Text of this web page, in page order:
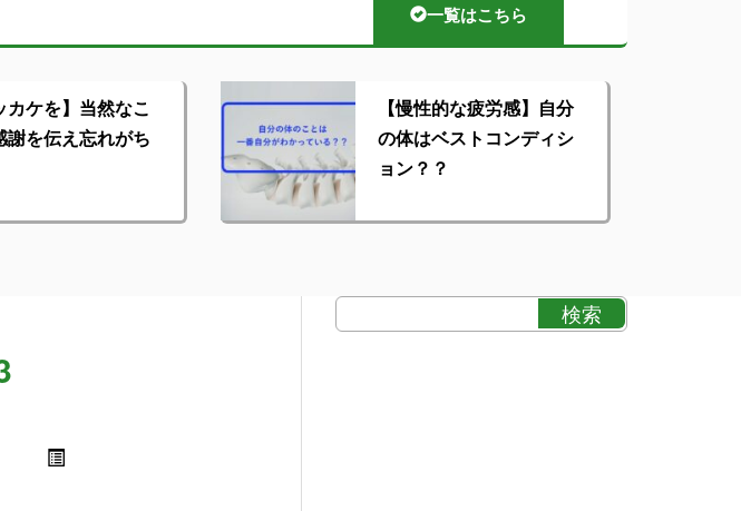
一覧はこちら
カケを】当然なこ
謝を伝え忘れがち
【慢性的な疲労感】自分
の体はベストコンディシ
ョン？？